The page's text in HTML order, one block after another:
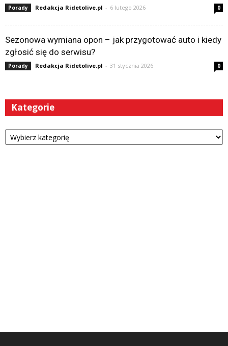
Porady Redakcja Ridetolive.pl - 6 lutego 2026 0
Sezonowa wymiana opon – jak przygotować auto i kiedy
zgłosić się do serwisu?
Porady Redakcja Ridetolive.pl - 31 stycznia 2026 0
Kategorie
Kategorie